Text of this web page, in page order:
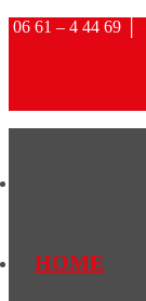
06 61 – 4 44 69
HOME